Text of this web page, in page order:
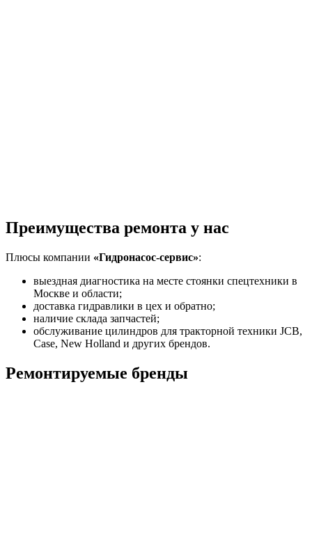
Преимущества ремонта у нас
Плюсы компании «Гидронасос-сервис»:
выездная диагностика на месте стоянки спецтехники в
Москве и области;
доставка гидравлики в цех и обратно;
наличие склада запчастей;
обслуживание цилиндров для тракторной техники JCB,
Case, New Holland и других брендов.
Ремонтируемые бренды